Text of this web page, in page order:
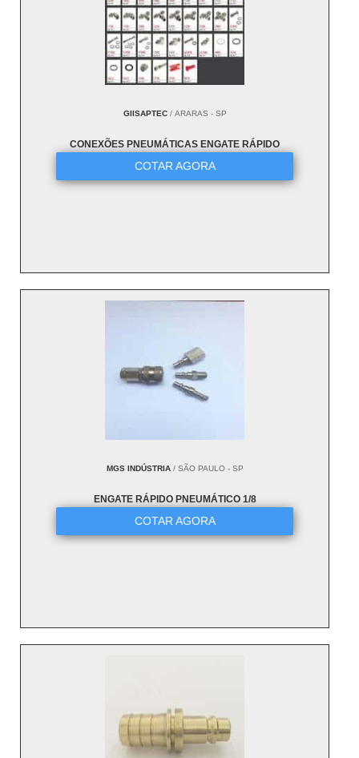
GIISAPTEC/ ARARAS - SP
CONEXÕES PNEUMÁTICAS ENGATE RÁPIDO
COTAR AGORA
MGS INDÚSTRIA/ SÃO PAULO - SP
ENGATE RÁPIDO PNEUMÁTICO 1/8
COTAR AGORA